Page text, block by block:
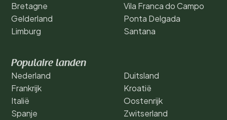
Bretagne
Gelderland
Limburg
Vila Franca do Campo
Ponta Delgada
Santana
Populaire landen
Nederland
Frankrijk
Italië
Spanje
Duitsland
Kroatië
Oostenrijk
Zwitserland